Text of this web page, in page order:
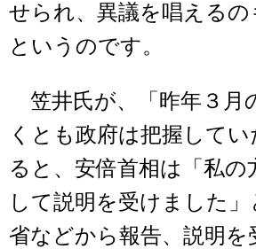
せられ、異議を唱える
というのです。
笠井氏が、「昨年３月
くとも政府は把握して
ると、安倍首相は「私の
して説明を受けました
省などから報告、説明を